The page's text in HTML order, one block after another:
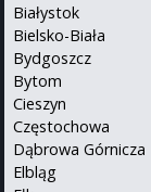
Białystok
Bielsko-Biała
Bydgoszcz
Bytom
Cieszyn
Częstochowa
Dąbrowa Górnicza
Elbląg